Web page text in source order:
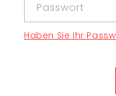
Passwort
Haben Sie Ihr